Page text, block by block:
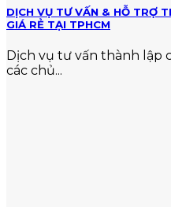
DỊCH VỤ TƯ VẤN & HỖ TRỢ
GIÁ RẺ TẠI TPHCM
Dịch vụ tư vấn thành lập
các chủ...